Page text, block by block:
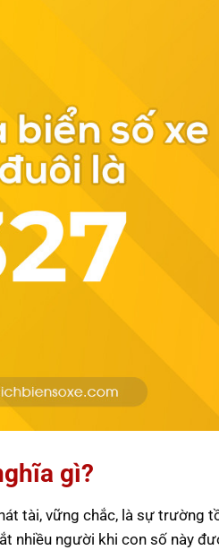
gì?
tài, vững chắc, là sự trường
nhiều người khi con số này